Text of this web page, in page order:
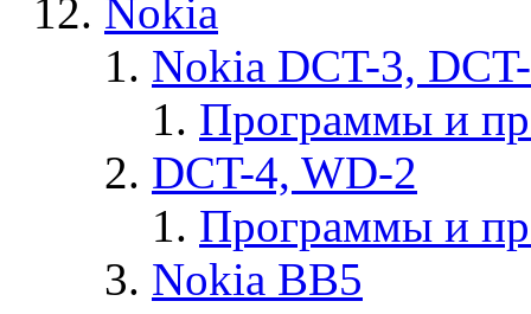
Nokia
Nokia DCT-3,
Программы и
DCT-4, WD-2
Программы и
Nokia BB5